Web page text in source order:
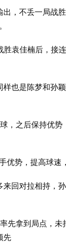
，不丢一局战
胜袁佳楠后，接
也是陈梦和孙
，之 后保持优势
优势，提高球速
回对拉相持，
先拿到局点，
先